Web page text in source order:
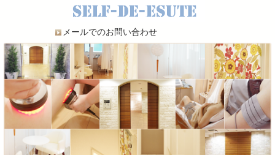
メールでのお問い合わせ